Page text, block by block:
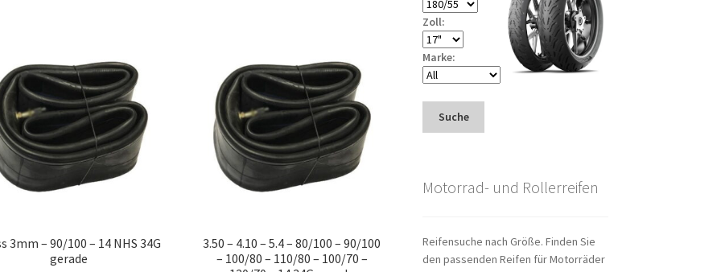
3mm – 90/100 – 14 NHS 34G
gerade
3.50 – 4.10 – 5.4 – 80/100 – 90/100
– 100/80 – 110/80 – 100/70 –
Zoll:
Marke:
Suche
Motorrad- und Rollerreifen
Reifensuche nach Größe. Finden Sie
den passenden Reifen für Motorräder